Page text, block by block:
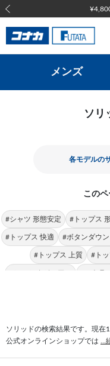
前の画像
メンズ
ソリ
各モデルの
この
#シャツ 形態安定 #トップス
#トップス 快適 #ボタンダウ
#トップス 上質 #ト
#シャツ カジュアル #ストラ
ソリッドの検索結果です。現在
公式オンラインショップでは